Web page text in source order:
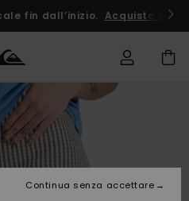
fin dall’inizio. Acquista Ora
tuo
Continua senza accettare